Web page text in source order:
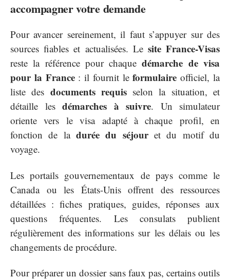
accompagner votre demande
Pour avancer sereinement, il faut s’appuyer sur des
sources fiables et actualisées. Le site France-Visas
reste la référence pour chaquedémarche de visa
pour la France: il fournit leformulaire officiel, la
liste des documents requisselon la situation, et
détaille les démarches à suivre. Un simulateur
oriente vers le visa adapté à chaque profil, en
fonction de la durée du séjouret du motif du
voyage.
Les portails gouvernementaux de pays comme le
Canada ou les États-Unis offrent des ressources
détaillées : fiches pratiques, guides, réponses aux
questions fréquentes. Les consulats publient
régulièrement des informations sur les délais ou les
changements de procédure.
Pour préparer un dossier sans faux pas, certains outils